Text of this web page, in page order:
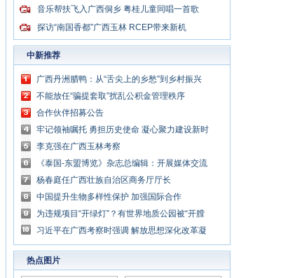
音乐帮扶飞入广西侗乡 粤桂儿童同唱一首歌
探访“南国香都”广西玉林 RCEP带来新机
中新推荐
广西丹洲腊鸭：从“舌尖上的乡愁”到乡村振兴
的“利器”
不能放任“骗提套取”扰乱公积金管理秩序
合作伙伴招募公告
牢记领袖嘱托 勇担历史使命 凝心聚力建设新时
代中国特色社会主义壮美广西
李克强在广西玉林考察
《泰国-东盟博览》杂志总编辑：开展媒体交流
讲好中国与东盟合作故事
杨春庭任广西壮族自治区商务厅厅长
中国提升生物多样性保护 加强国际合作
为违规项目“开绿灯”？有世界地质公园被“开膛
破肚”
习近平在广西考察时强调 解放思想深化改革凝
心聚力担当实干 建设新时代中国特色社会主义
壮美
热点图片